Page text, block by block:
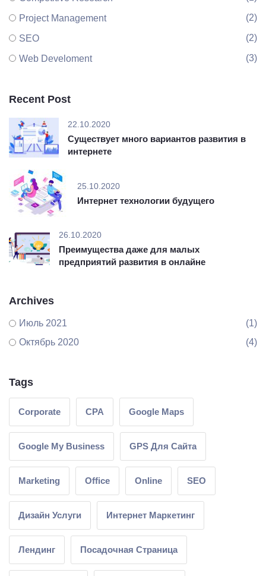
Project Management (2)
SEO (2)
Web Develoment (3)
Recent Post
22.10.2020
Существует много вариантов развития в
интернете
25.10.2020
Интернет технологии будущего
26.10.2020
Преимущества даже для малых
предприятий развития в онлайне
Archives
Июль 2021
(1)
Октябрь 2020
(4)
Tags
Corporate CPA Google Maps
Google My Business GPS Для Сайта
Marketing Office Online SEO
Дизайн Услуги Интернет Маркетинг
Лендинг Посадочная Страница